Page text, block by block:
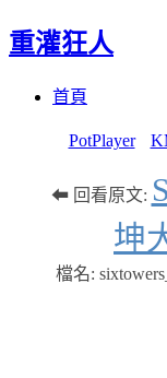
重灌狂人
首頁
PotPlayer
⬅ 回看原文:
坤
檔名: